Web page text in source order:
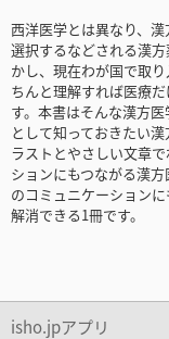
西洋医学とは異なり、
選択するなどされる漢
かし、現在わが国で取
ちんと理解すれば医療
す。本書はそんな漢方
として知っておきたい
ラストとやさしい文章
ションにもつながる漢
のコミュニケーション
解消できる1冊です。
isho.jpアプリ